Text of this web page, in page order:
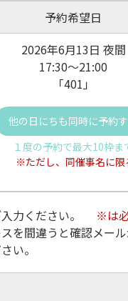
予約希望日
2026年6月13日 夜間
17:30～21:00
「401」
他の日にちも同時に予約
１度の予約で最大10枠ま
※ただし、同催事名に限
入力ください。
※は
を間違うと確認メー
い。